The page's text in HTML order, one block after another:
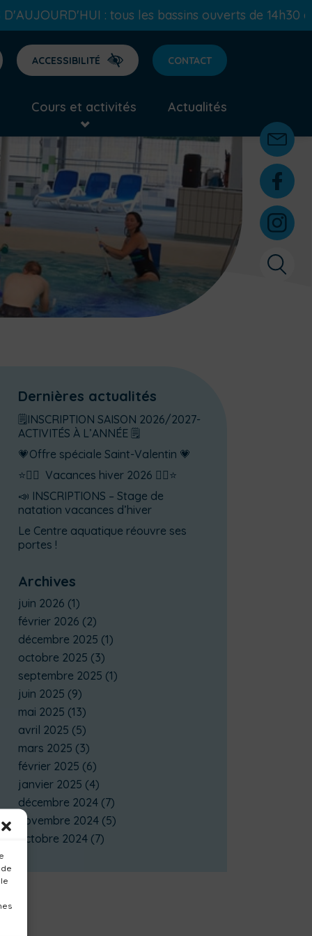
: tous les bassins ouverts de 14h30 à 17h30
ACCESSIBILITÉ CONTACT
Cours et activités Actualités
Dernières actualités
🗒️INSCRIPTION SAISON 2026/2027-
ACTIVITÉS À L’ANNÉE 🗒️
💗Offre spéciale Saint-Valentin 💗
⭐🏊‍♂️ Vacances hiver 2026 🏊‍♂️⭐
📣 INSCRIPTIONS – Stage de
natation vacances d’hiver
Le Centre aquatique réouvre ses
portes !
Archives
juin 2026 (1)
février 2026 (2)
décembre 2025 (1)
octobre 2025 (3)
septembre 2025 (1)
juin 2025 (9)
mai 2025 (13)
avril 2025 (5)
mars 2025 (3)
février 2025 (6)
janvier 2025 (4)
décembre 2024 (7)
novembre 2024 (5)
octobre 2024 (7)